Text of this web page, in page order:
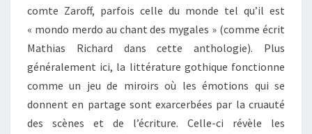
comte Zaroff, parfois celle du monde tel qu’il est
« mondo merdo au chant des mygales » (comme écrit
Mathias Richard dans cette anthologie). Plus
généralement ici, la littérature gothique fonctionne
comme un jeu de miroirs où les émotions qui se
donnent en partage sont exarcerbées par la cruauté
des scènes et de l’écriture. Celle-ci révèle les